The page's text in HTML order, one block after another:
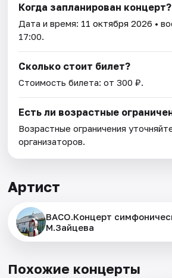
Когда запланирован концерт?
Дата и время: 11 октября 2026 •
17:00.
Сколько стоит билет?
Стоимость билета: от 300 ₽.
Есть ли возрастные
Возрастные ограничения
организаторов.
Артист
ВАСО.Концерт
М.Зайцева
Похожие концерты